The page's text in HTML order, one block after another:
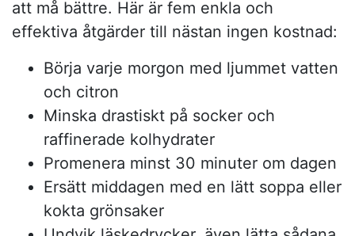
att må bättre. Här är fem enkla och
effektiva åtgärder till nästan ingen kostnad:
Börja varje morgon med ljummet vatten
och citron
Minska drastiskt på socker och
raffinerade kolhydrater
Promenera minst 30 minuter om dagen
Ersätt middagen med en lätt soppa eller
kokta grönsaker